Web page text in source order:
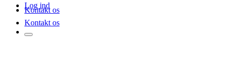
Log ind
Kontakt os
Kontakt os